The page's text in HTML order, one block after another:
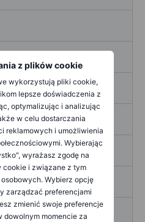
z plików cookie
wykorzystują pliki cookie,
lepsze doświadczenia z
optymalizując i analizując
w celu dostarczania
reklamowych i umożliwienia
Wybierając
wyrażasz zgodę na
cookie i związane z tym
Wybierz opcję
zarządzać preferencjami
zmienić swoje preferencje
dowolnym momencie za